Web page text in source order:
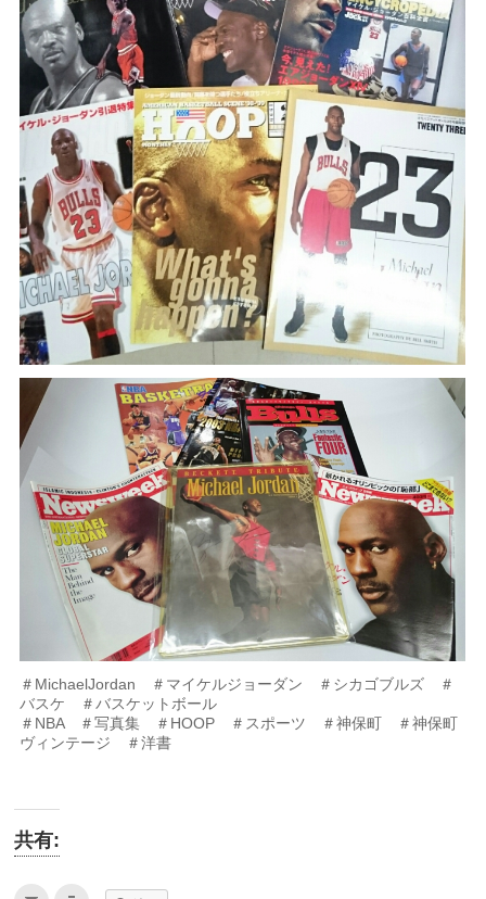
＃MichaelJordan ＃マイケルジョーダン ＃シカゴブルズ ＃
バスケ ＃バスケットボール
＃NBA ＃写真集 ＃HOOP ＃スポーツ ＃神保町 ＃神保町
ヴィンテージ ＃洋書
共有: